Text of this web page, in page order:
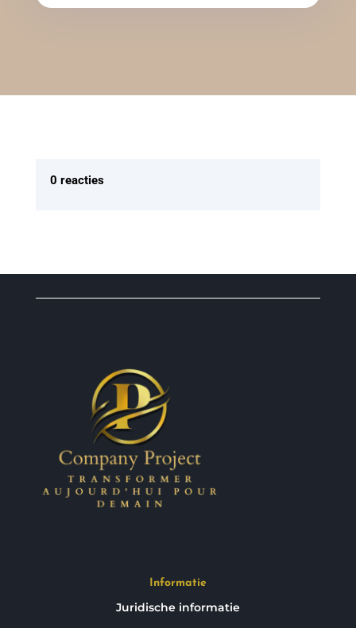
0 reacties
Informatie
Juridische informatie